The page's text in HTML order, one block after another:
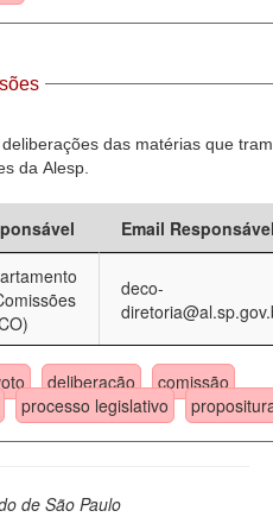
das matérias que
da Alesp.
Email
deco-
deliberação
comissão
processo legislativo
de São Paulo